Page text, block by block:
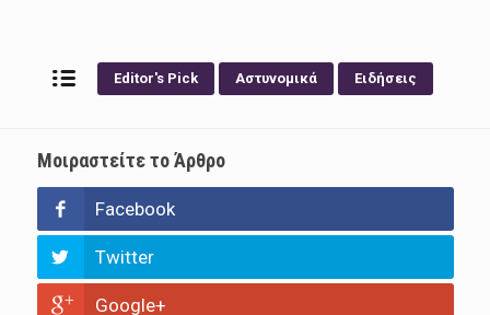
Editor's Pick Αστυνομικά Ειδήσεις
Μοιραστείτε το Άρθρο
Facebook
Twitter
Google+